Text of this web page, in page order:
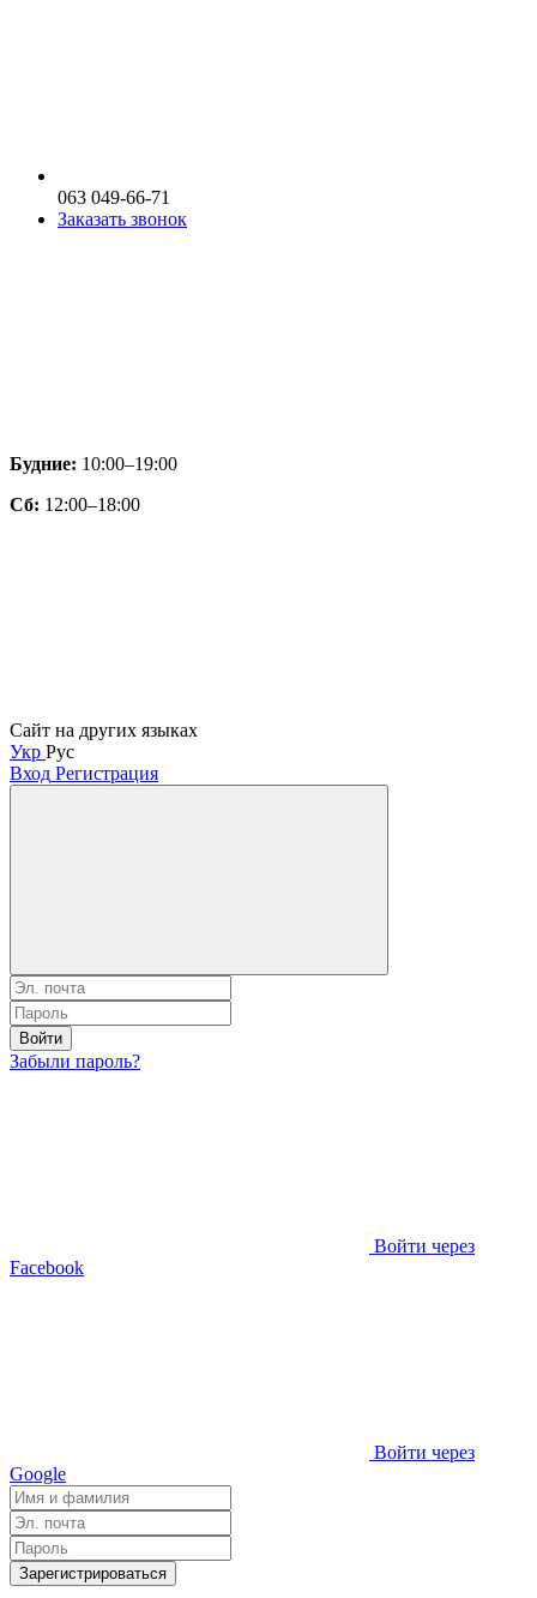
063 049-66-71
Заказать звонок
Будние: 10:00–19:00
Сб: 12:00–18:00
Сайт на других языках
Укр Рус
Вход Регистрация
Войти
Забыли пароль?
Войти через
Facebook
Войти через
Google
Зарегистрироваться